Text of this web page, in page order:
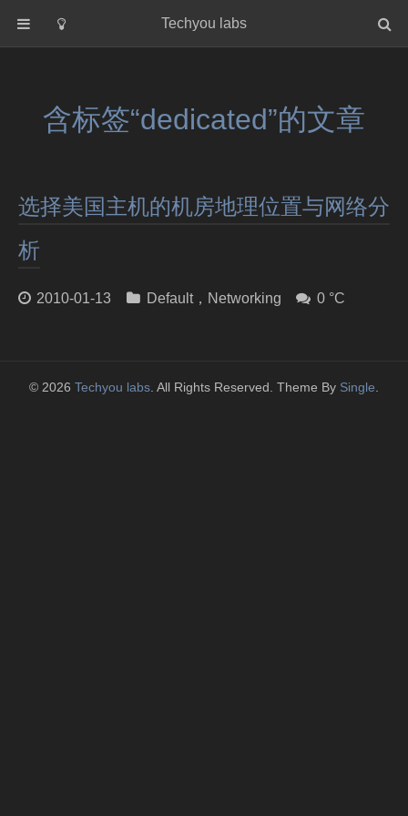
Techyou labs
Default
Cloud
Networking
Programming
含标签“dedicated”的文章
选择美国主机的机房地理位置与网络分
析
2010-01-13 Default， Networking 0 °C
© 2026 Techyou labs . All Rights Reserved. Theme By Single